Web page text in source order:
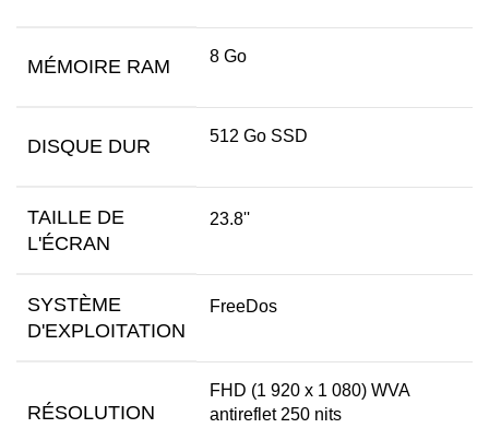
MÉMOIRE RAM 8 Go
DISQUE DUR 512 Go SSD
TAILLE DE
L'ÉCRAN
23.8''
SYSTÈME
D'EXPLOITATION
FreeDos
RÉSOLUTION
FHD (1 920 x 1 080) WVA
antireflet 250 nits